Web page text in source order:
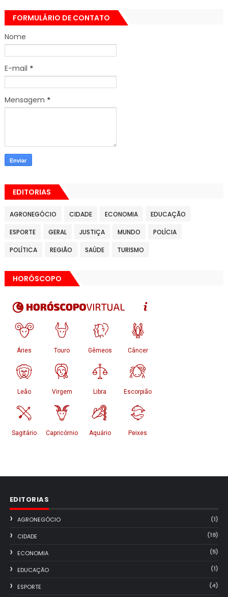
FORMULÁRIO DE CONTATO
Nome
E-mail *
Mensagem *
EDITORIAS
AGRONEGÓCIO CIDADE ECONOMIA EDUCAÇÃO
ESPORTE GERAL JUSTIÇA MUNDO POLÍCIA
POLÍTICA REGIÃO SAÚDE TURISMO
HORÓSCOPO
EDITORIAS
AGRONEGÓCIO (1)
CIDADE (19)
ECONOMIA (5)
EDUCAÇÃO (1)
ESPORTE (4)